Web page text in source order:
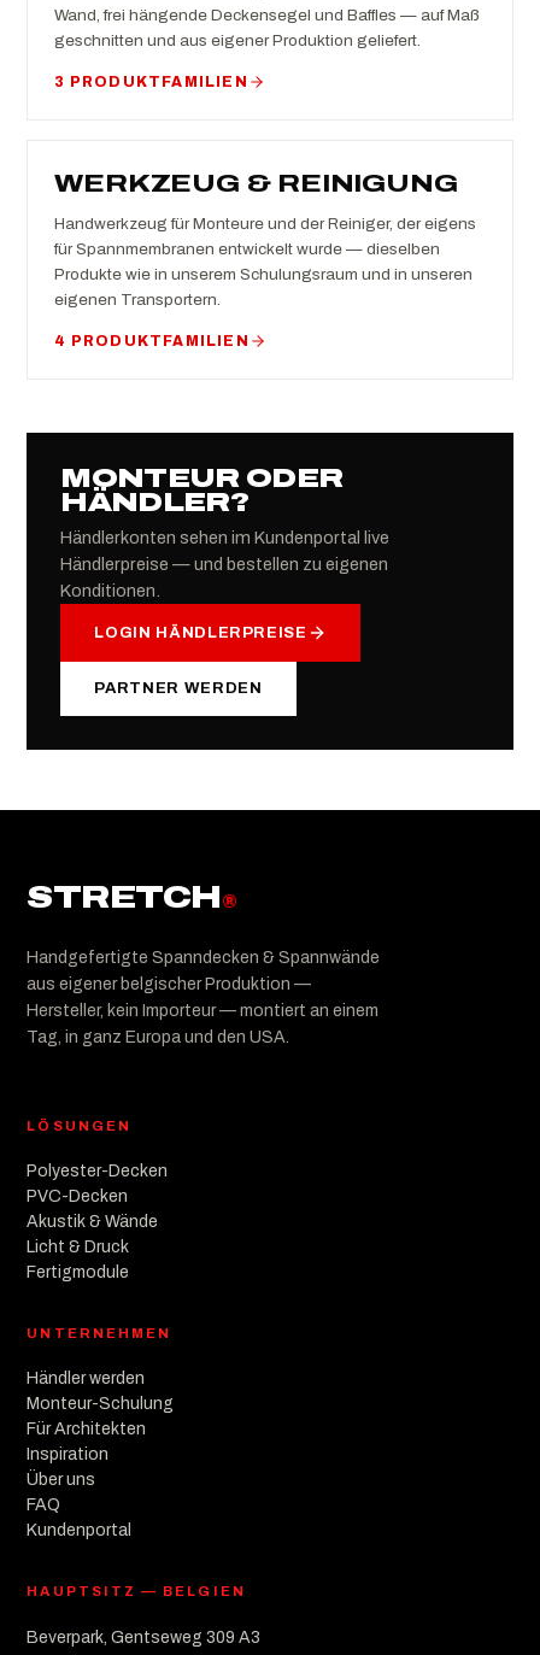
Wand, frei hängende Deckensegel und Baffles — auf Maß
geschnitten und aus eigener Produktion geliefert.
3 PRODUKTFAMILIEN
WERKZEUG & REINIGUNG
Handwerkzeug für Monteure und der Reiniger, der eigens
für Spannmembranen entwickelt wurde — dieselben
Produkte wie in unserem Schulungsraum und in unseren
eigenen Transportern.
4 PRODUKTFAMILIEN
MONTEUR ODER
HÄNDLER?
Händlerkonten sehen im Kundenportal live
Händlerpreise — und bestellen zu eigenen
Konditionen.
LOGIN HÄNDLERPREISE
PARTNER WERDEN
STRETCH®
Handgefertigte Spanndecken & Spannwände
aus eigener belgischer Produktion —
Hersteller, kein Importeur — montiert an einem
Tag, in ganz Europa und den USA.
LÖSUNGEN
Polyester-Decken
PVC-Decken
Akustik & Wände
Licht & Druck
Fertigmodule
UNTERNEHMEN
Händler werden
Monteur-Schulung
Für Architekten
Inspiration
Über uns
FAQ
Kundenportal
HAUPTSITZ — BELGIEN
Beverpark, Gentseweg 309 A3